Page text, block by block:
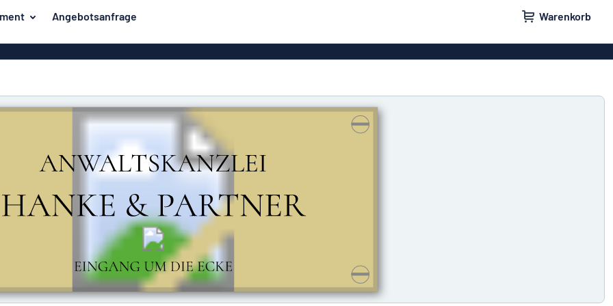
Angebotsanfrage Warenkorb
PVC-Schilder
Massives PET
Klebebuchstaben
Aluminiumschilder im
Eloxierte
Aluminiumschilder
Aluminiumverbund-
Schilder
Hausschilder Türschilder
Klingelschilder